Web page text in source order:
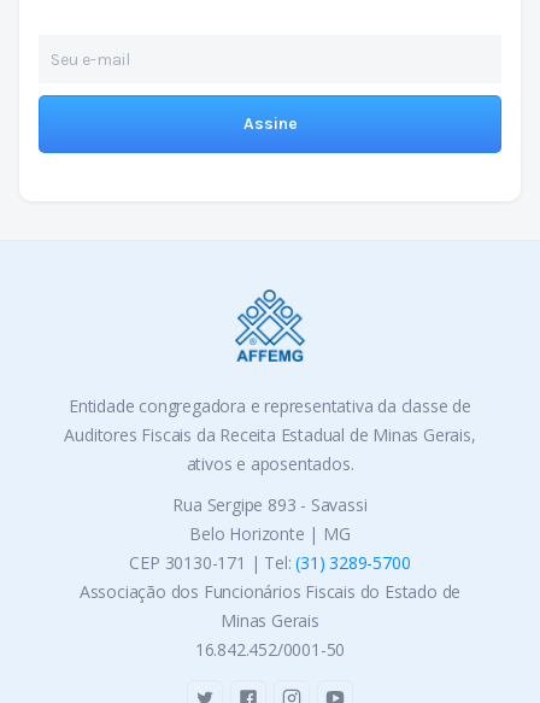
Entidade congregadora e representativa da classe de
Auditores Fiscais da Receita Estadual de Minas Gerais,
ativos e aposentados.
Rua Sergipe 893 - Savassi
Belo Horizonte | MG
CEP 30130-171 | Tel:(31) 3289-5700
Associação dos Funcionários Fiscais do Estado de
Minas Gerais
16.842.452/0001-50